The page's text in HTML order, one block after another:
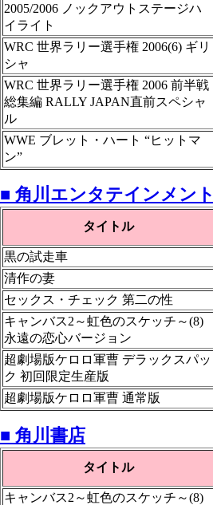
2005/2006 ノックアウトステージハ
イライト
WRC 世界ラリー選手権 2006(6) ギリ
シャ
WRC 世界ラリー選手権 2006 前半戦
総集編 RALLY JAPAN直前スペシャ
ル
WWE ブレット・ハート “ヒットマ
ン”
■ 角川エンタテインメン
タイトル
黒の試走車
清作の妻
セックス・チェック 第二の性
キャンバス2～虹色のスケッチ～(8)
永遠の恋心バージョン
超劇場版ケロロ軍曹 デラックスパッ
ク 初回限定生産版
超劇場版ケロロ軍曹 通常版
■ 角川書店
タイトル
キャンバス2～虹色のスケッチ～(8)